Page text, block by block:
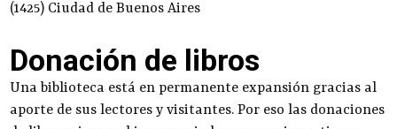
(1425) Ciudad de Buenos Aires
Donación de libros
Una biblioteca está en permanente expansión gracias al
aporte de sus lectores y visitantes. Por eso las donaciones